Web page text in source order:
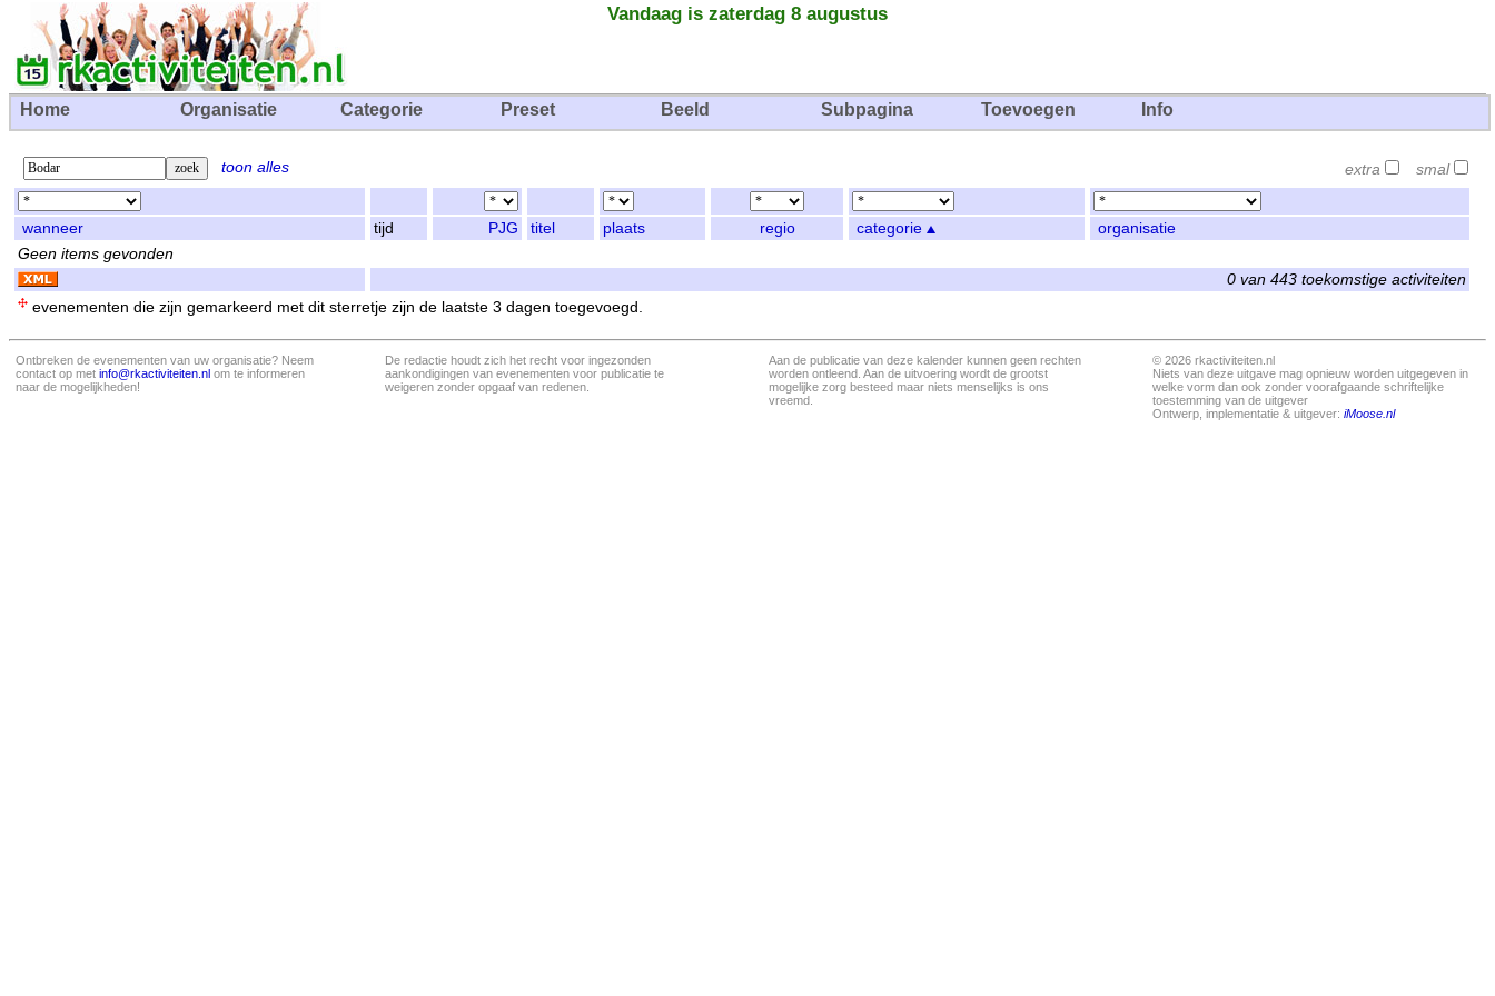
Vandaag is zaterdag 8 augustus
Home Organisatie Categorie Preset Beeld Subpagina Toevoegen Info
toon alles extra smal
wanneer tijd PJG titel plaats regio categorie
organisatie
Geen items gevonden
0 van 443 toekomstige activiteiten
evenementen die zijn gemarkeerd met dit sterretje zijn de laatste 3 dagen toegevoegd.
Ontbreken de evenementen van uw organisatie? Neem
contact op met info@rkactiviteiten.nl om te informeren
naar de mogelijkheden!
De redactie houdt zich het recht voor ingezonden
aankondigingen van evenementen voor publicatie te
weigeren zonder opgaaf van redenen.
Aan de publicatie van deze kalender kunnen geen rechten
worden ontleend. Aan de uitvoering wordt de grootst
mogelijke zorg besteed maar niets menselijks is ons
vreemd.
© 2026 rkactiviteiten.nl
Niets van deze uitgave mag opnieuw worden uitgegeven in
welke vorm dan ook zonder voorafgaande schriftelijke
toestemming van de uitgever
Ontwerp, implementatie & uitgever: iMoose.nl